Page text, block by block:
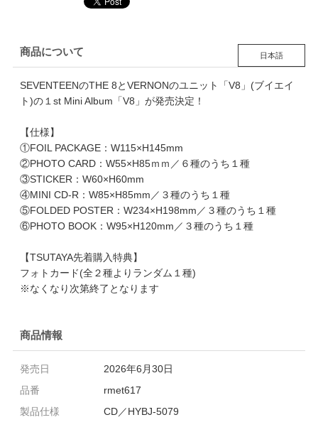
商品について 日本語
SEVENTEENのTHE 8とVERNONのユニット「V8」(ブイエイ
ト)の１st Mini Album「V8」が発売決定！
【仕様】
①FOIL PACKAGE：W115×H145mm
②PHOTO CARD：W55×H85ｍｍ／６種のうち１種
③STICKER：W60×H60mm
④MINI CD-R：W85×H85mm／３種のうち１種
⑤FOLDED POSTER：W234×H198mm／３種のうち１種
⑥PHOTO BOOK：W95×H120mm／３種のうち１種
【TSUTAYA先着購入特典】
フォトカード(全２種よりランダム１種)
※なくなり次第終了となります
商品情報
発売日
2026年6月30日
品番
rmet617
製品仕様
CD／HYBJ-5079